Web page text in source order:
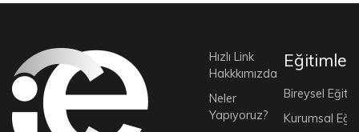
Hızlı Link
Hakkkımızda
Neler
Yapıyoruz?
Eğitimler
Bireysel
Kurumsal